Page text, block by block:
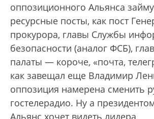
оппозиционного Альянса
ресурсные посты, как пост
прокурора, главы Службы
безопасности (аналог ФСБ),
палаты — короче, «почта,
как завещал еще Владимир
оппозиция намерена сменить
гостелерадио. Ну а
Альянс хочет видеть лидера